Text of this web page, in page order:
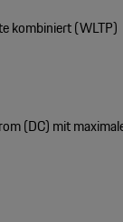
kombiniert (WLTP)
(DC) mit